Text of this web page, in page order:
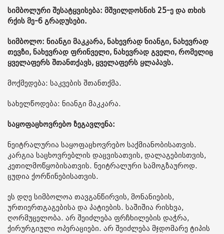
სიმბოლური შესატყვისება: მშვილდოსნის 25-ე და თხის
რქის მე-6 გრადუსები.
სიმბოლო: ნიანგი მაკკარა, ნახევრად ნიანგი, ნახევრად
თევზი, ნახევრად ფრინველი, ნახევრად გველი, რომელიც
ყველაფერს შთანთქავს, ყველაფერს ყლაპავს.
მოქმედება: საკვების შთანთქმა.
სახელწოდება: ნიანგი მაკკარა.
საყოფაცხოვრებო ზეგავლენა:
ნეიტრალურია საყოფაცხოვრებო საქმიანობისათვის.
კარგია საცხოვრებლის დაცვისათვის, დალაგებისთვის,
კეთილმოწყობისათვის. ნეიტრალური სამოგზაუროდ.
ცუდია ქორწინებისათვის.
ეს დღე სიმბოლოა თავგანწირვის, მონანიების,
ურთიერთგაგებისა და პატიების. საშიშია რისხვა,
ღორმუცელობა. არ შეიძლება ფრჩხილების დაჭრა,
ქირურგიული ოპერაციები. არ შეიძლება მჯდომარე ტიპის